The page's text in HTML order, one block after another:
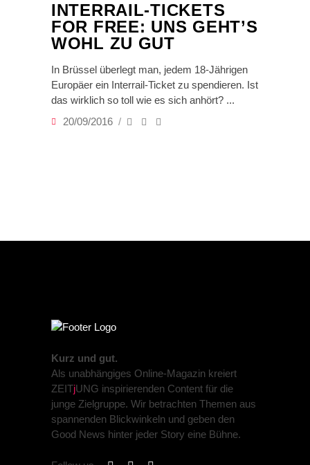
INTERRAIL-TICKETS
FOR FREE: UNS GEHT’S
WOHL ZU GUT
In Brüssel überlegt man, jedem 18-Jährigen
Europäer ein Interrail-Ticket zu spendieren. Ist
das wirklich so toll wie es sich anhört?
20/09/2016
Kurz und gut.
Als unabhängiges Online-Magazin kreiert
ZEITjUNG inspirierenden Content für die
junge Zielgruppe. Wir betrachten Themen aus
spannenden Blickwinkeln und geben den
Good News hinter jeder Story eine Bühne.